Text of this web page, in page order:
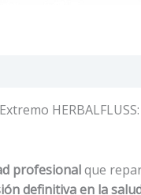
profesionalque
definitiva en la